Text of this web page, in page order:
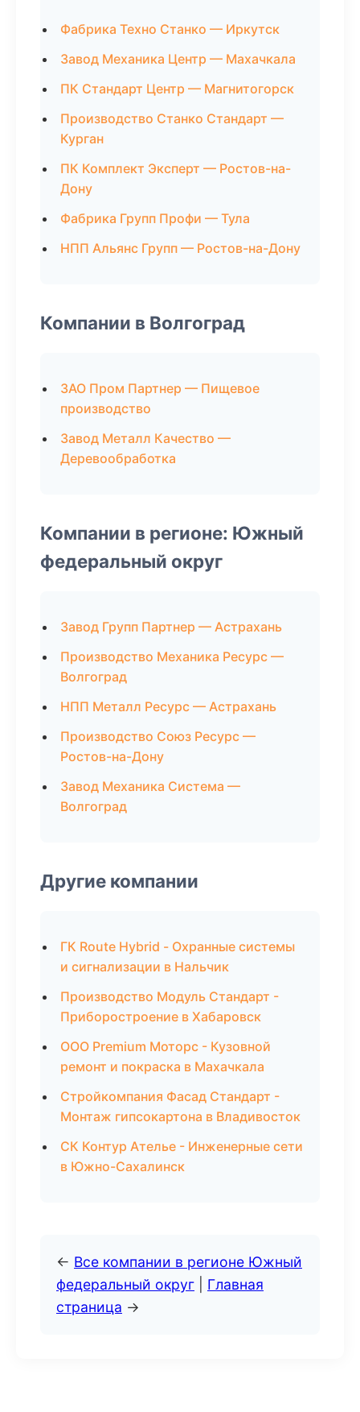
Фабрика Техно Станко — Иркутск
Завод Механика Центр — Махачкала
ПК Стандарт Центр — Магнитогорск
Производство Станко Стандарт —
Курган
ПК Комплект Эксперт — Ростов-на-
Дону
Фабрика Групп Профи — Тула
НПП Альянс Групп — Ростов-на-Дону
Компании в Волгоград
ЗАО Пром Партнер — Пищевое
производство
Завод Металл Качество —
Деревообработка
Компании в регионе: Южный
федеральный округ
Завод Групп Партнер — Астрахань
Производство Механика Ресурс —
Волгоград
НПП Металл Ресурс — Астрахань
Производство Союз Ресурс —
Ростов-на-Дону
Завод Механика Система —
Волгоград
Другие компании
ГК Route Hybrid - Охранные системы
и сигнализации в Нальчик
Производство Модуль Стандарт -
Приборостроение в Хабаровск
ООО Premium Моторс - Кузовной
ремонт и покраска в Махачкала
Стройкомпания Фасад Стандарт -
Монтаж гипсокартона в Владивосток
СК Контур Ателье - Инженерные сети
в Южно-Сахалинск
← Все компании в регионе Южный
федеральный округ
Главная
страница →